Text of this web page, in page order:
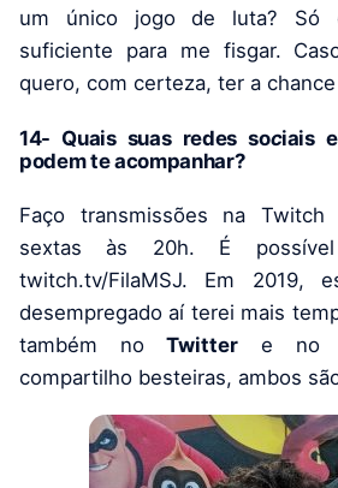
um único jogo de luta? Só
suficiente para me fisgar.
quero, com certeza, ter a
14- Quais suas redes sociais
podem te acompanhar?
Faço transmissões na
sextas às 20h. É
twitch.tv/FilaMSJ. Em 2019,
desempregado aí terei mais
também noTwitter e no
compartilho besteiras, ambos